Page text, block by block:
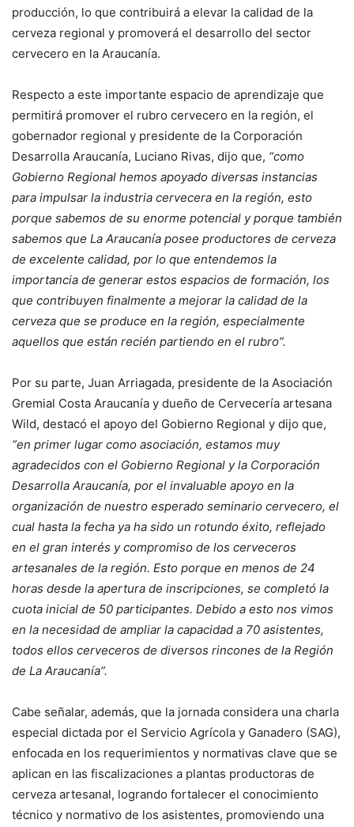
producción, lo que contribuirá a elevar la calidad de la
cerveza regional y promoverá el desarrollo del sector
cervecero en la Araucanía.
Respecto a este importante espacio de aprendizaje que
permitirá promover el rubro cervecero en la región, el
gobernador regional y presidente de la Corporación
Desarrolla Araucanía, Luciano Rivas, dijo que, “como
Gobierno Regional hemos apoyado diversas instancias
para impulsar la industria cervecera en la región, esto
porque sabemos de su enorme potencial y porque también
sabemos que La Araucanía posee productores de cerveza
de excelente calidad, por lo que entendemos la
importancia de generar estos espacios de formación, los
que contribuyen finalmente a mejorar la calidad de la
cerveza que se produce en la región, especialmente
aquellos que están recién partiendo en el rubro”.
Por su parte, Juan Arriagada, presidente de la Asociación
Gremial Costa Araucanía y dueño de Cervecería artesana
Wild, destacó el apoyo del Gobierno Regional y dijo que,
“en primer lugar como asociación, estamos muy
agradecidos con el Gobierno Regional y la Corporación
Desarrolla Araucanía, por el invaluable apoyo en la
organización de nuestro esperado seminario cervecero, el
cual hasta la fecha ya ha sido un rotundo éxito, reflejado
en el gran interés y compromiso de los cerveceros
artesanales de la región. Esto porque en menos de 24
horas desde la apertura de inscripciones, se completó la
cuota inicial de 50 participantes. Debido a esto nos vimos
en la necesidad de ampliar la capacidad a 70 asistentes,
todos ellos cerveceros de diversos rincones de la Región
de La Araucanía”.
Cabe señalar, además, que la jornada considera una charla
especial dictada por el Servicio Agrícola y Ganadero (SAG),
enfocada en los requerimientos y normativas clave que se
aplican en las fiscalizaciones a plantas productoras de
cerveza artesanal, logrando fortalecer el conocimiento
técnico y normativo de los asistentes, promoviendo una